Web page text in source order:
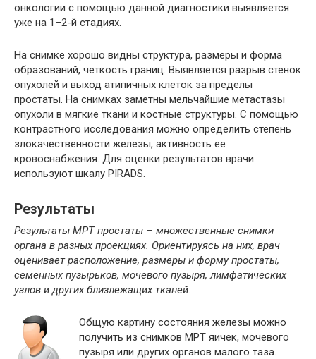
онкологии с помощью данной диагностики выявляется
уже на 1–2-й стадиях.
На снимке хорошо видны структура, размеры и форма
образований, четкость границ. Выявляется разрыв стенок
опухолей и выход атипичных клеток за пределы
простаты. На снимках заметны мельчайшие метастазы
опухоли в мягкие ткани и костные структуры. С помощью
контрастного исследования можно определить степень
злокачественности железы, активность ее
кровоснабжения. Для оценки результатов врачи
используют шкалу PIRADS.
Результаты
Результаты МРТ простаты – множественные снимки
органа в разных проекциях. Ориентируясь на них, врач
оценивает расположение, размеры и форму простаты,
семенных пузырьков, мочевого пузыря, лимфатических
узлов и других близлежащих тканей.
Общую картину состояния железы можно
получить из снимков МРТ яичек, мочевого
пузыря или других органов малого таза.